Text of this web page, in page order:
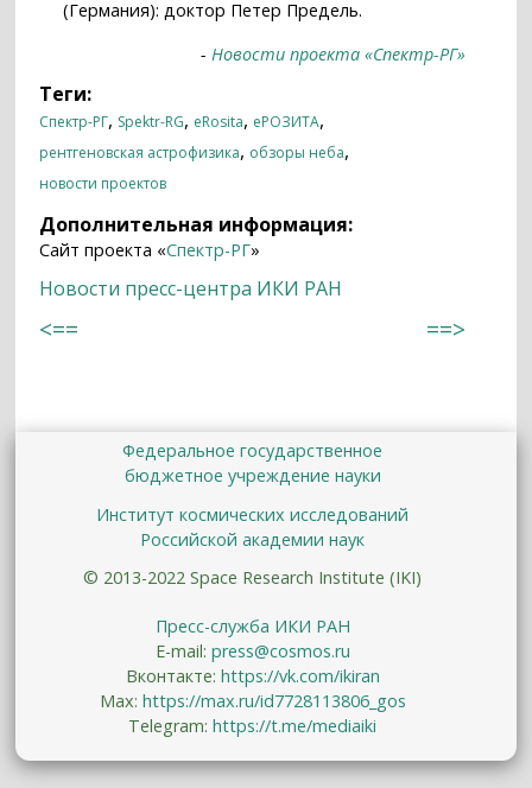
(Германия): доктор Петер Предель.
-Новости проекта «Спектр-РГ»
Теги:
Спектр-РГ, Spektr-RG, eRosita, еРОЗИТА,
рентгеновская астрофизика, обзоры неба,
новости проектов
Дополнительная информация:
Сайт проекта «Спектр-РГ»
Новости пресс-центра ИКИ РАН
<== ==>
Федеральное государственное
бюджетное учреждение науки
Институт космических исследований
Российской академии наук
© 2013-2022 Space Research Institute (IKI)
Пресс-служба ИКИ РАН
E-mail: press@cosmos.ru
Вконтакте: https://vk.com/ikiran
Max: https://max.ru/id7728113806_gos
Telegram:https://t.me/mediaiki